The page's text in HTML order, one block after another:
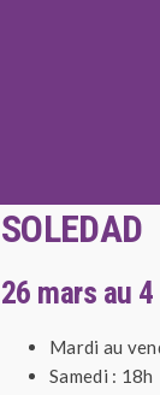
SOLEDAD
26 mars au
Mardi au
Samedi : 18h